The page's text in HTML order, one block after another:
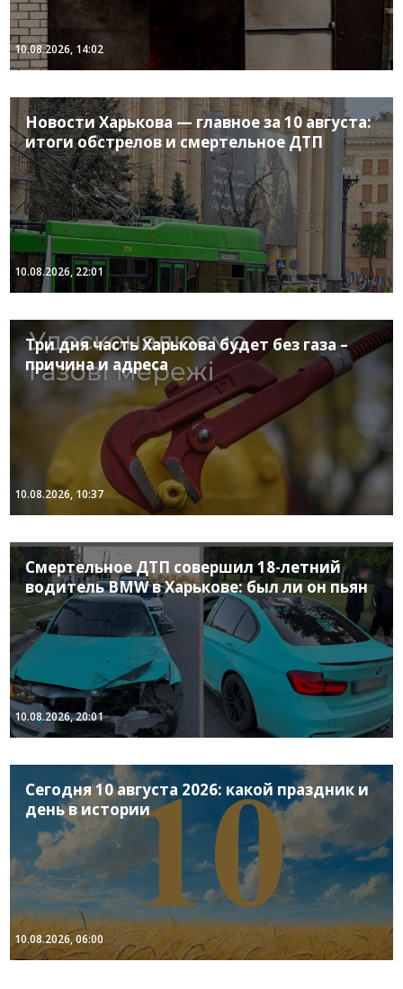
10.08.2026, 14:02
Новости Харькова — главное за 10 августа:
итоги обстрелов и смертельное ДТП
10.08.2026, 22:01
Три дня часть Харькова будет без газа –
причина и адреса
10.08.2026, 10:37
Смертельное ДТП совершил 18-летний
водитель BMW в Харькове: был ли он пьян
10.08.2026, 20:01
Сегодня 10 августа 2026: какой праздник и
день в истории
10.08.2026, 06:00